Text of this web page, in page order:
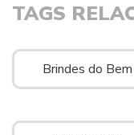
TAGS
Brindes do Bem